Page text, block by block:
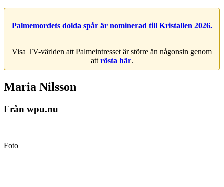
Palmemordets dolda spår är nominerad till Kristallen 2026.
Visa TV-världen att Palmeintresset är större än någonsin genom
att rösta här.
Maria Nilsson
Från wpu.nu
Foto